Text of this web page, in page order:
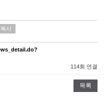
사
114회 연결
목록